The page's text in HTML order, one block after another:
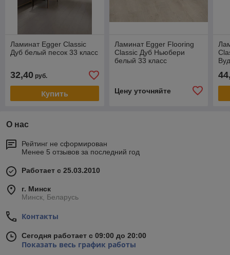
Ламинат Egger Classic
Дуб белый песок 33 класс
32,40 руб.
Купить
Ламинат Egger Flooring
Classic Дуб Ньюбери
белый 33 класс
Цену уточняйте
О нас
Рейтинг не сформирован
Менее 5 отзывов за последний год
Работает с 25.03.2010
г. Минск
Минск, Беларусь
Контакты
Сегодня работает с 09:00 до 20:00
Показать весь график работы